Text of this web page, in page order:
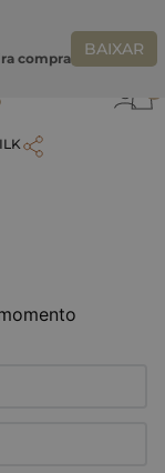
compra BAIXAR
do seu vendedor*